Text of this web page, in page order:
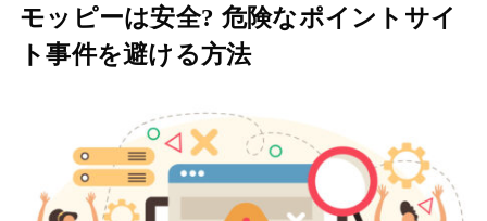
モッピーは安全? 危険なポイントサイ
ト事件を避ける方法